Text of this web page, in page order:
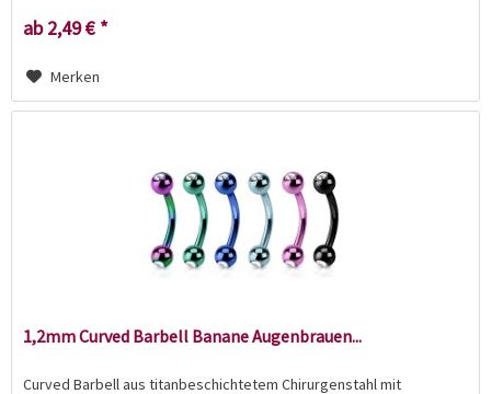
ab 2,49 € *
Merken
1,2mm Curved Barbell Banane Augenbrauen...
Curved Barbell aus titanbeschichtetem Chirurgenstahl mit